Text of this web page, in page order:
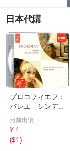
日本代購
プロコフィエフ：
バレエ「シンデレ
ラ」、交響曲第1
番「古典」 アン
ドレ・プレヴィン
EMI 70
目前出價
¥ 1
($1)